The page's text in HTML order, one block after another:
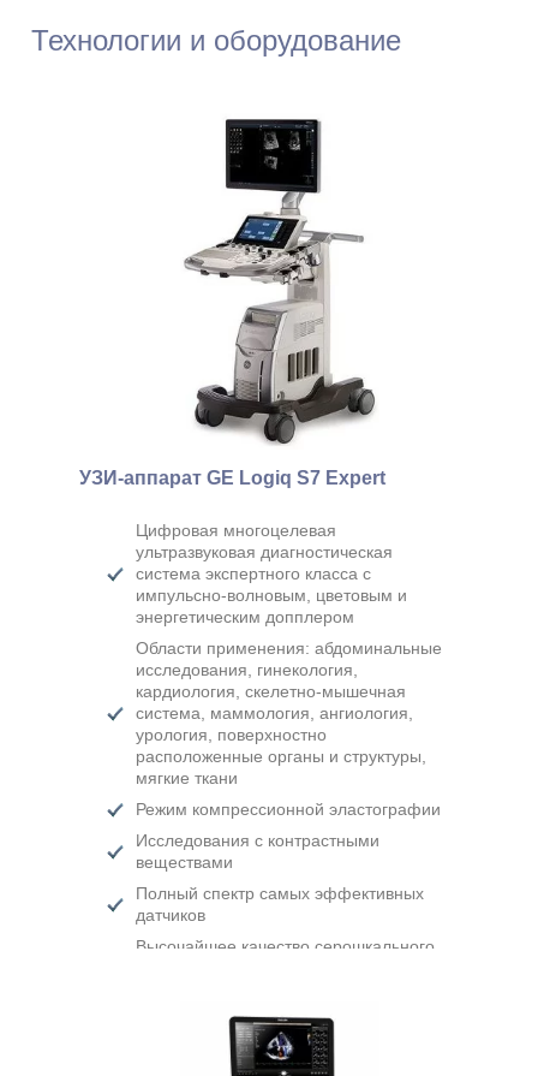
Заец Мария
238
Врач ультразвуковой
диагностики, к.м.н.
Технологии и оборудование
УЗИ-аппарат GE Logiq S7 Expert
Цифровая многоцелевая
ультразвуковая диагностическая
система экспертного класса с
импульсно-волновым, цветовым и
энергетическим допплером
Области применения: абдоминальные
исследования, гинекология,
кардиология, скелетно-мышечная
система, маммология, ангиология,
урология, поверхностно
расположенные органы и структуры,
мягкие ткани
Режим компрессионной эластографии
Исследования с контрастными
веществами
Полный спектр самых эффективных
датчиков
Высочайшее качество серошкального